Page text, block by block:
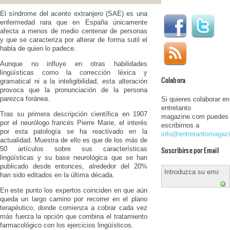
El síndrome del acento extranjero (SAE) es una
enfermedad rara que en España únicamente
afecta a menos de medio centenar de personas
y que se caracteriza por alterar de forma sutil el
habla de quien lo padece.
Aunque no influye en otras habilidades
lingüísticas como la corrección léxica y
gramatical ni a la inteligibilidad, esta alteración
provoca que la pronunciación de la persona
parezca foránea.
Tras su primera descripción científica en 1907
por el neurólogo francés Pierre Marie, el interés
por esta patología se ha reactivado en la
actualidad. Muestra de ello es que de los más de
50 artículos sobre sus características
lingüísticas y su base neurológica que se han
publicado desde entonces, alrededor del 20%
han sido editados en la última década.
En este punto los expertos coinciden en que aún
queda un largo camino por recorrer en el plano
terapéutico, donde comienza a cobrar cada vez
más fuerza la opción que combina el tratamiento
farmacológico con los ejercicios lingüísticos.
Colabora
Si quieres colaborar en
entretanto
magazine.com puedes
escribirnos a
Suscribirse por Email